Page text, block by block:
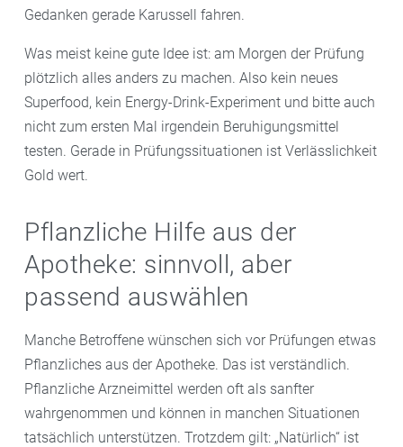
Gedanken gerade Karussell fahren.
Was meist keine gute Idee ist: am Morgen der Prüfung
plötzlich alles anders zu machen. Also kein neues
Superfood, kein Energy-Drink-Experiment und bitte auch
nicht zum ersten Mal irgendein Beruhigungsmittel
testen. Gerade in Prüfungssituationen ist Verlässlichkeit
Gold wert.
Pflanzliche Hilfe aus der
Apotheke: sinnvoll, aber
passend auswählen
Manche Betroffene wünschen sich vor Prüfungen etwas
Pflanzliches aus der Apotheke. Das ist verständlich.
Pflanzliche Arzneimittel werden oft als sanfter
wahrgenommen und können in manchen Situationen
tatsächlich unterstützen. Trotzdem gilt: „Natürlich“ ist